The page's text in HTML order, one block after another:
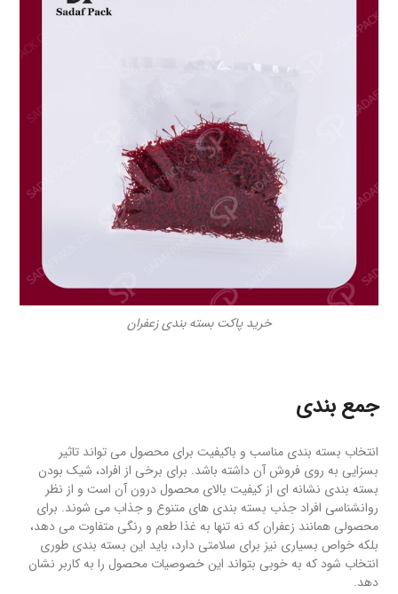
خرید پاکت بسته بندی زعفران
جمع بندی
انتخاب بسته بندی مناسب و باکیفیت برای محصول می تواند تاثیر
بسزایی به روی فروش آن داشته باشد. برای برخی از افراد، شیک بودن
بسته بندی نشانه ای از کیفیت بالای محصول درون آن است و از نظر
روانشناسی افراد جذب بسته بندی های متنوع و جذاب می شوند. برای
محصولی همانند زعفران که نه تنها به غذا طعم و رنگی متفاوت می دهد،
بلکه خواص بسیاری نیز برای سلامتی دارد، باید این بسته بندی طوری
انتخاب شود که به خوبی بتواند این خصوصیات محصول را به کاربر نشان
دهد.